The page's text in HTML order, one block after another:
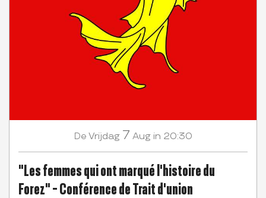
De Vrijdag 7 Aug in 20:30
"Les femmes qui ont marqué l'histoire du
Forez" - Conférence de Trait d'union